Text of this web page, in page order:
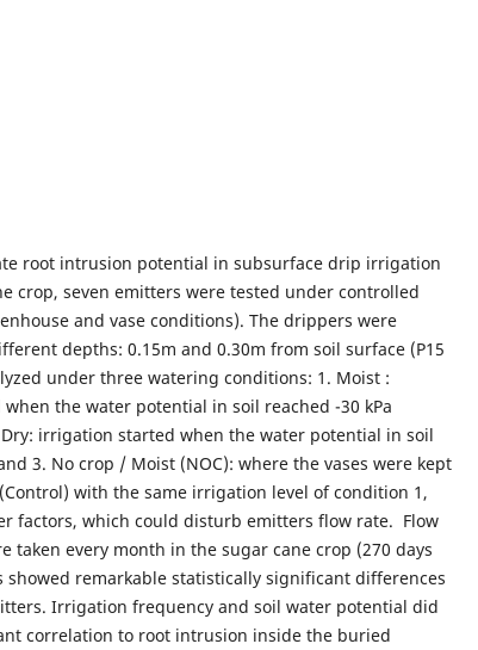
root intrusion potential in subsurface drip irrigation
crop, seven emitters were tested under controlled
and vase conditions). The drippers were
depths: 0.15m and 0.30m from soil surface (P15
under three watering conditions: 1. Moist :
the water potential in soil reached -30 kPa
irrigation started when the water potential in soil
3. No crop / Moist (NOC): where the vases were kept
with the same irrigation level of condition 1,
factors, which could disturb emitters flow rate. Flow
taken every month in the sugar cane crop (270 days
showed remarkable statistically significant differences
Irrigation frequency and soil water potential did
correlation to root intrusion inside the buried